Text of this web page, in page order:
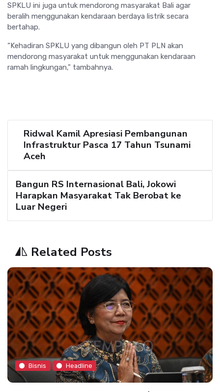
SPKLU ini juga untuk mendorong masyarakat Bali agar
beralih menggunakan kendaraan berdaya listrik secara
bertahap.
“Kehadiran SPKLU yang dibangun oleh PT PLN akan
mendorong masyarakat untuk menggunakan kendaraan
ramah lingkungan,” tambahnya.
Ridwal Kamil Apresiasi Pembangunan
Infrastruktur Pasca 17 Tahun Tsunami
Aceh
Bangun RS Internasional Bali, Jokowi
Harapkan Masyarakat Tak Berobat ke
Luar Negeri
Related Posts
Bisnis Headline